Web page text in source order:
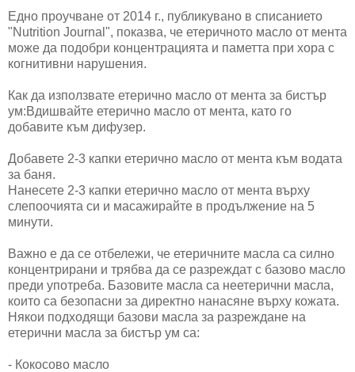
Едно проучване от 2014 г., публикувано в списанието
"Nutrition Journal", показва, че етеричното масло от мента
може да подобри концентрацията и паметта при хора с
когнитивни нарушения.
Как да използвате етерично масло от мента за бистър
ум:Вдишвайте етерично масло от мента, като го
добавите към дифузер.
Добавете 2-3 капки етерично масло от мента към водата
за баня.
Нанесете 2-3 капки етерично масло от мента върху
слепоочията си и масажирайте в продължение на 5
минути.
Важно е да се отбележи, че етеричните масла са силно
концентрирани и трябва да се разреждат с базово масло
преди употреба. Базовите масла са неетерични масла,
които са безопасни за директно нанасяне върху кожата.
Някои подходящи базови масла за разреждане на
етерични масла за бистър ум са:
- Кокосово масло